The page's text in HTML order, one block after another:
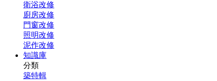
衛浴改修
廚房改修
門窗改修
照明改修
泥作改修
知識庫
分類
築特輯